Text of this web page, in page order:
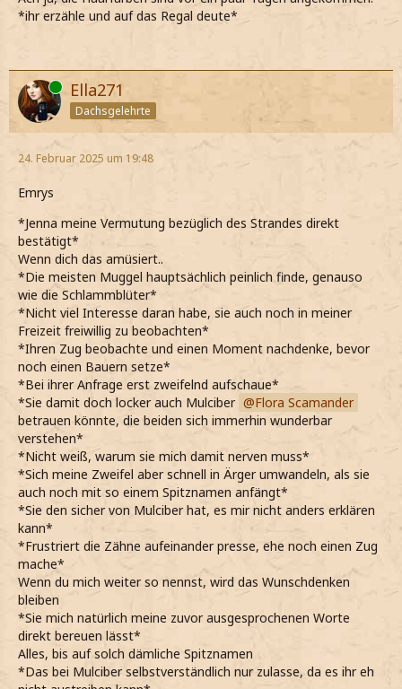
*ihr erzähle und auf das Regal deute*
Online Ella271
Dachsgelehrte
24. Februar 2025 um 19:48
Emrys
*Jenna meine Vermutung bezüglich des Strandes direkt
bestätigt*
Wenn dich das amüsiert..
*Die meisten Muggel hauptsächlich peinlich finde, genauso
wie die Schlammblüter*
*Nicht viel Interesse daran habe, sie auch noch in meiner
Freizeit freiwillig zu beobachten*
*Ihren Zug beobachte und einen Moment nachdenke, bevor
noch einen Bauern setze*
*Bei ihrer Anfrage erst zweifelnd aufschaue*
*Sie damit doch locker auch Mulciber
Flora Scamander
betrauen könnte, die beiden sich immerhin wunderbar
verstehen*
*Nicht weiß, warum sie mich damit nerven muss*
*Sich meine Zweifel aber schnell in Ärger umwandeln, als sie
auch noch mit so einem Spitznamen anfängt*
*Sie den sicher von Mulciber hat, es mir nicht anders erklären
kann*
*Frustriert die Zähne aufeinander presse, ehe noch einen Zug
mache*
Wenn du mich weiter so nennst, wird das Wunschdenken
bleiben
*Sie mich natürlich meine zuvor ausgesprochenen Worte
direkt bereuen lässt*
Alles, bis auf solch dämliche Spitznamen
*Das bei Mulciber selbstverständlich nur zulasse, da es ihr eh